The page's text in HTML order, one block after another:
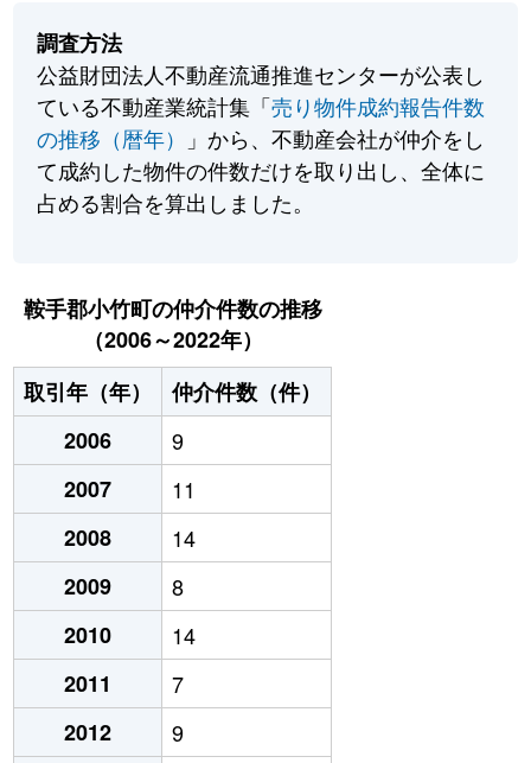
調査方法
公益財団法人不動産流通推進センターが公表し
ている不動産業統計集「売り物件成約報告件数
の推移（暦年）
」から、不動産会社が仲介をし
て成約した物件の件数だけを取り出し、全体に
占める割合を算出しました。
鞍手郡小竹町の仲介件数の推移
（2006～2022年）
取引年（年）
仲介件数（件）
2006
9
2007
11
2008
14
2009
8
2010
14
2011
7
2012
9